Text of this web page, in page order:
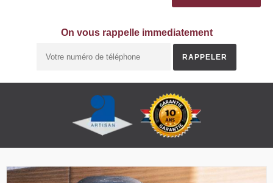
On vous rappelle immediatement